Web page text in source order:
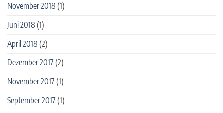
November 2018 (1)
Juni 2018 (1)
April 2018 (2)
Dezember 2017(2)
November 2017(1)
September 2017(1)